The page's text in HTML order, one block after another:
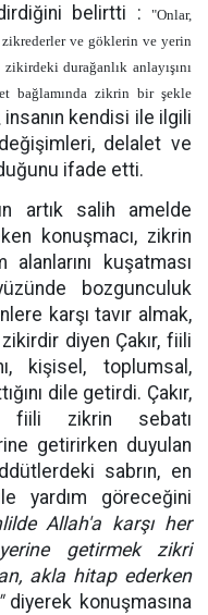
belirtti :
"Onlar,
ve göklerin ve yerin
durağanlık anlayışını
bağlamında zikrin bir şekle
insanın kendisi ile ilgili
delalet ve
ifade etti.
artık salih amelde
konuşmacı, zikrin
kuşatması
bozgunculuk
karşı tavır almak,
diyen Çakır, fiili
kişisel, toplumsal,
dile getirdi. Çakır,
fiili zikrin sebatı
getirirken duyulan
sabrın, en
yardım göreceğini
Allah'a karşı her
yerine getirmek zikri
akla hitap ederken
diyerek konuşmasına